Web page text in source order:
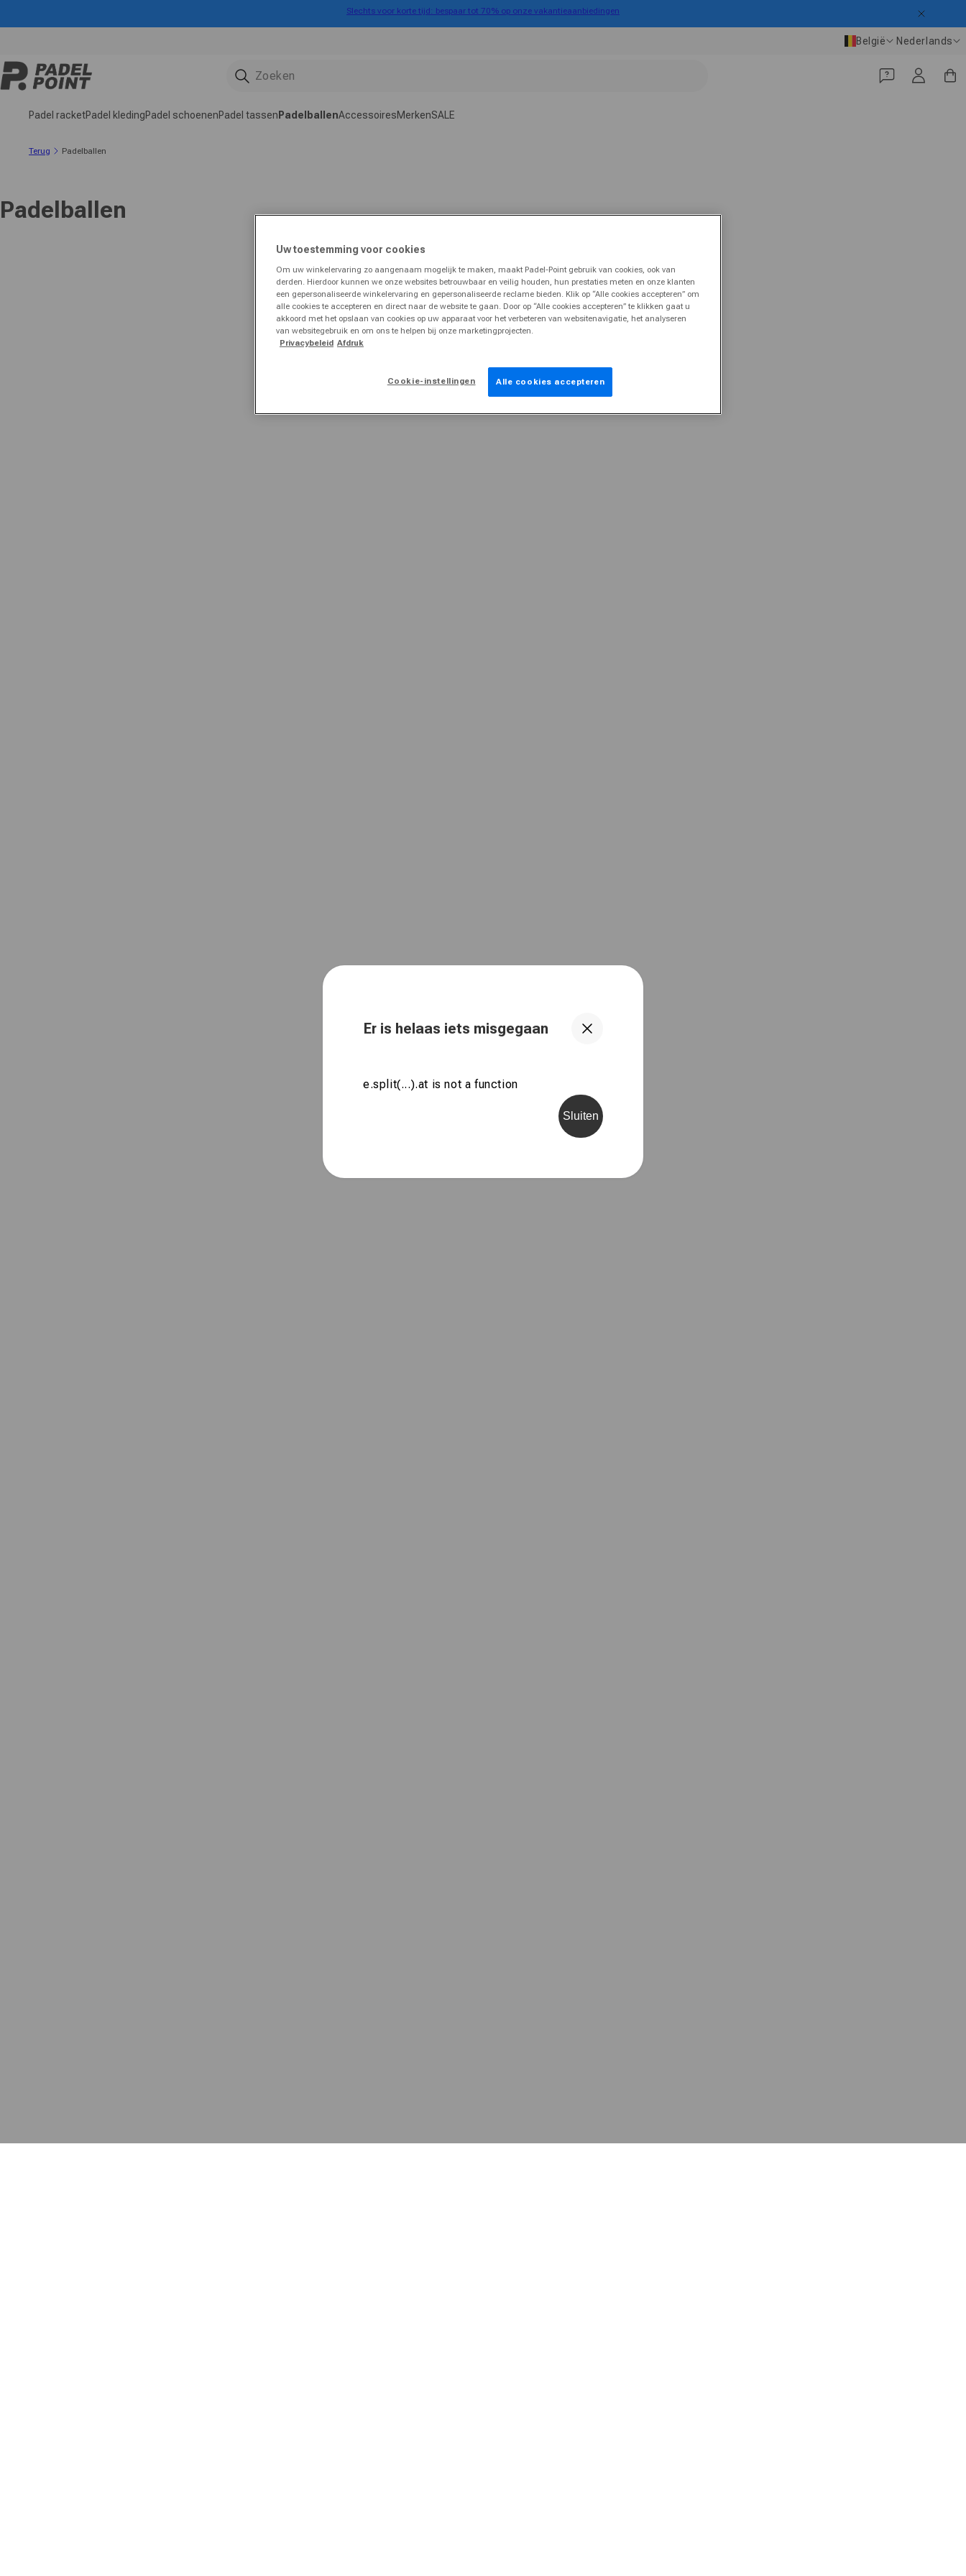
Slechts voor korte tijd: bespaar tot 70% op onze vakantieaanbiedingen
Land/regio
België Taal
Nederlands
Padel racketPadel kledingPadel schoenenPadel tassen PadelballenAccessoiresMerkenSALE
Inloggen
Terug Padelballen
Padelballen
Er is helaas iets misgegaan
e.split(...).at is not a function
Sluiten
Uw toestemming voor cookies
Om uw winkelervaring zo aangenaam mogelijk te maken, maakt Padel-Point gebruik van cookies, ook van
derden. Hierdoor kunnen we onze websites betrouwbaar en veilig houden, hun prestaties meten en onze klanten
een gepersonaliseerde winkelervaring en gepersonaliseerde reclame bieden. Klik op “Alle cookies accepteren” om
alle cookies te accepteren en direct naar de website te gaan. Door op “Alle cookies accepteren” te klikken gaat u
akkoord met het opslaan van cookies op uw apparaat voor het verbeteren van websitenavigatie, het analyseren
van websitegebruik en om ons te helpen bij onze marketingprojecten.
Privacybeleid Afdruk
Cookie-instellingen Alle cookies accepteren